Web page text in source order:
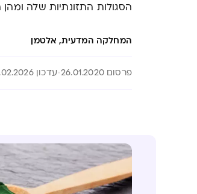
הסגולות התזונתיות שלה ומהן
המחלקה המדעית, אלטמן
פרסום 26.01.2020 עדכון 03.02.2026